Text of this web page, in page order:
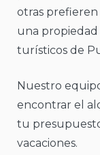
otras
una propiedad
turísticos de
Nuestro
encontrar el
tu
vacaciones.